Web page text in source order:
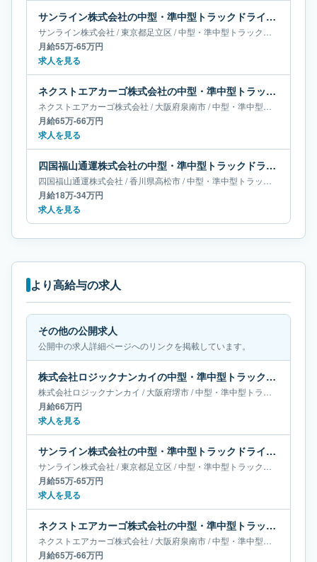
サンライン株式会社の中型・準中型トラックドライバー求人｜東京都足立区｜月給55万-65万円
サンライン株式会社 /東京都足立区 /中型・準中型トラックドライバー
月給55万-65万円
求人を見る
ネクストエアカーゴ株式会社の中型・準中型トラックドライバー求人｜大阪府泉南市｜月給65万-66万円
ネクストエアカーゴ株式会社 /大阪府泉南市/中型・準中型トラックドライバー
月給65万-66万円
求人を見る
四国福山通運株式会社の中型・準中型トラックドライバー求人｜香川県高松市｜月給18万-34万円
四国福山通運株式会社 /香川県高松市/中型・準中型トラックドライバー
月給18万-34万円
求人を見る
より高給与の求人
その他の公開求人
公開中の求人詳細ページへのリンクを掲載しています。
株式会社ロジックナンカイの中型・準中型トラックドライバー求人｜大阪府堺市｜月給66万円
株式会社ロジックナンカイ /大阪府堺市/中型・準中型トラックドライバー
月給66万円
求人を見る
サンライン株式会社の中型・準中型トラックドライバー求人｜東京都足立区｜月給55万-65万円
サンライン株式会社 /東京都足立区 /中型・準中型トラックドライバー
月給55万-65万円
求人を見る
ネクストエアカーゴ株式会社の中型・準中型トラックドライバー求人｜大阪府泉南市｜月給65万-66万円
ネクストエアカーゴ株式会社 /大阪府泉南市/中型・準中型トラックドライバー
月給65万-66万円